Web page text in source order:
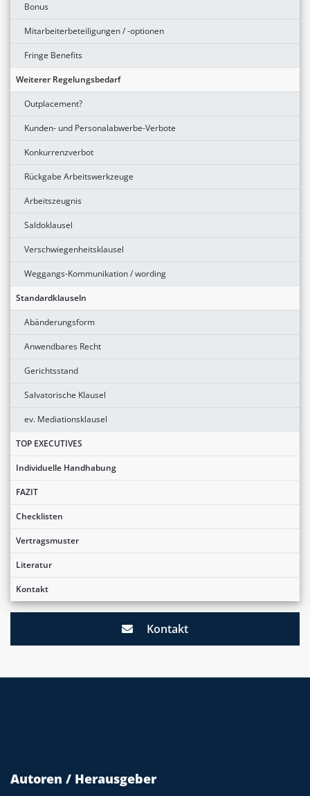
Bonus
Mitarbeiterbeteiligungen / -optionen
Fringe Benefits
Weiterer Regelungsbedarf
Outplacement?
Kunden- und Personalabwerbe-Verbote
Konkurrenzverbot
Rückgabe Arbeitswerkzeuge
Arbeitszeugnis
Saldoklausel
Verschwiegenheitsklausel
Weggangs-Kommunikation / wording
Standardklauseln
Abänderungsform
Anwendbares Recht
Gerichtsstand
Salvatorische Klausel
ev. Mediationsklausel
TOP EXECUTIVES
Individuelle Handhabung
FAZIT
Checklisten
Vertragsmuster
Literatur
Kontakt
Kontakt
Autoren / Herausgeber